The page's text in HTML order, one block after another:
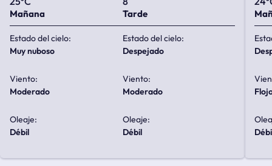
Mañana
Estado del cielo:
muy nuboso
Viento:
moderado
Oleaje:
débil
Tarde
Estado del cielo:
despejado
Viento:
moderado
Oleaje:
débil